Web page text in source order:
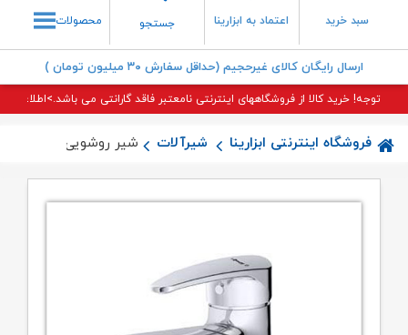
سبد خرید اعتماد به ابزارینا جستجو محصولات
ارسال رایگان کالای غیرحجیم (حداقل سفارش ۳۰ میلیون تومان )
توجه! خرید کالا از فروشگاههای اینترنتی نامعتبر فاقد گارانتی می باشد.>اطلاعات
فروشگاه اینترنتی ابزارینا شیرآلات شیر روشویی مانا شودر